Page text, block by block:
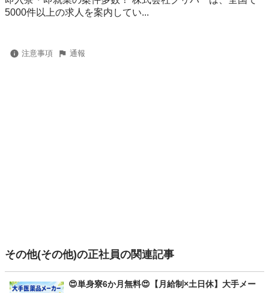
5000件以上の求人を案内してい...
注意事項 通報
その他(その他)の正社員の関連記事
😍単身寮6か月無料😍【月給制×土日休】大手メー